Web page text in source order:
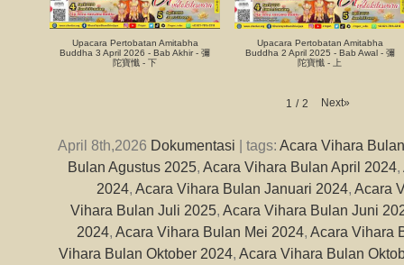
Upacara Pertobatan Amitabha
Buddha 3 April 2026 - Bab Akhir - 彌
陀寶懺 - 下
Upacara Pertobatan Amitabha
Buddha 2 April 2025 - Bab Awal - 彌
陀寶懺 - 上
1 / 2 Next»
April 8th,2026 Dokumentasi | tags: Acara Vihara
Bulan Agustus 2025, Acara Vihara Bulan April 2024,
2024, Acara Vihara Bulan Januari 2024, Acara
Vihara Bulan Juli 2025, Acara Vihara Bulan Juni
2024, Acara Vihara Bulan Mei 2024, Acara Vihara
Vihara Bulan Oktober 2024, Acara Vihara Bulan